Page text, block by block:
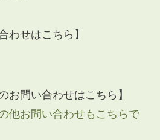
わせはこちら】
お問い合わせはこちら】
他お問い合わせもこちらで